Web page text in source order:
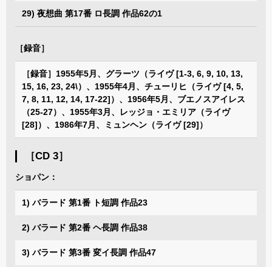
29) 夜想曲 第17番 ロ長調 作品62の1
［録音］
［録音］1955年5月、グラーツ（ライヴ [1-3, 6, 9, 10, 13,
15, 16, 23, 24\）、1955年4月、チューリヒ（ライヴ [4, 5,
7, 8, 11, 12, 14, 17-22]）、1956年5月、ブエノスアイレス
（25-27）、1955年3月、レッジョ・エミリア（ライヴ
[28]）、1986年7月、ミュンヘン（ライヴ [29]）
［CD 3］
ショパン：
1) バラード 第1番 ト短調 作品23
2) バラード 第2番 ヘ長調 作品38
3) バラード 第3番 変イ長調 作品47